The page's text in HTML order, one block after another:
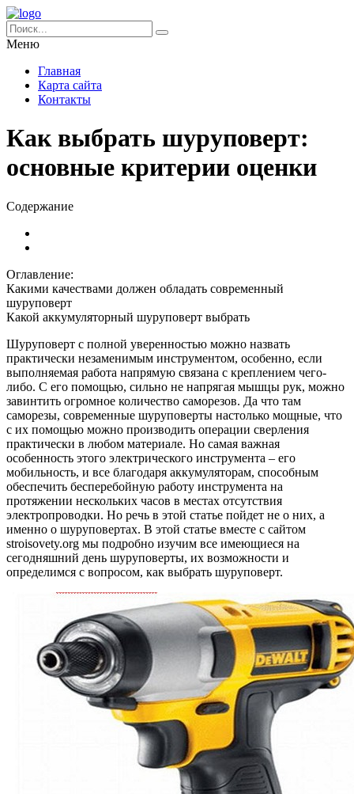
Меню
Главная
Карта сайта
Контакты
Как выбрать шуруповерт:
основные критерии оценки
Содержание
Оглавление:
Какими качествами должен обладать современный
шуруповерт
Какой аккумуляторный шуруповерт выбрать
Шуруповерт с полной уверенностью можно назвать
практически незаменимым инструментом, особенно, если
выполняемая работа напрямую связана с креплением чего-
либо. С его помощью, сильно не напрягая мышцы рук, можно
завинтить огромное количество саморезов. Да что там
саморезы, современные шуруповерты настолько мощные, что
с их помощью можно производить операции сверления
практически в любом материале. Но самая важная
особенность этого электрического инструмента – его
мобильность, и все благодаря аккумуляторам, способным
обеспечить бесперебойную работу инструмента на
протяжении нескольких часов в местах отсутствия
электропроводки. Но речь в этой статье пойдет не о них, а
именно о шуруповертах. В этой статье вместе с сайтом
stroisovety.org мы подробно изучим все имеющиеся на
сегодняшний день шуруповерты, их возможности и
определимся с вопросом, как выбрать шуруповерт.